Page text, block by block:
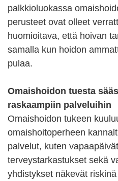
palkkioluokassa
perusteet ovat olleet
huomioitava, että hoivan
samalla kun hoidon
pulaa.
Omaishoidon tuesta
raskaampiin palveluihin
Omaishoidon tukeen
omaishoitoperheen
palvelut, kuten
terveystarkastukset sekä
yhdistykset näkevät